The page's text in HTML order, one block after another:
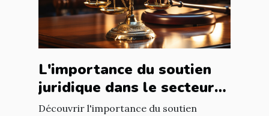
L'importance du soutien
juridique dans le secteur
de la santé
Découvrir l'importance du soutien